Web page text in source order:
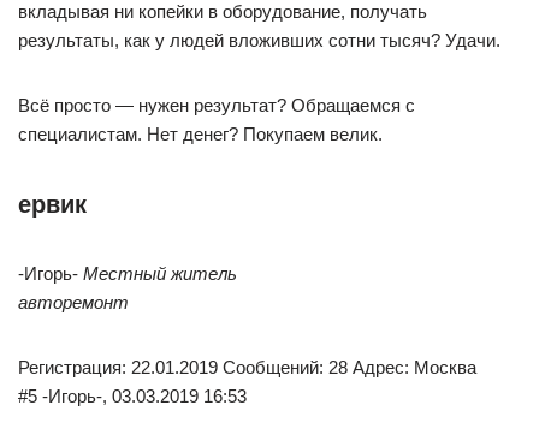
вкладывая ни копейки в оборудование, получать
результаты, как у людей вложивших сотни тысяч? Удачи.
Всё просто — нужен результат? Обращаемся с
специалистам. Нет денег? Покупаем велик.
ервик
-Игорь- Местный житель
авторемонт
Регистрация: 22.01.2019 Сообщений: 28 Адрес: Москва
#5 -Игорь-, 03.03.2019 16:53